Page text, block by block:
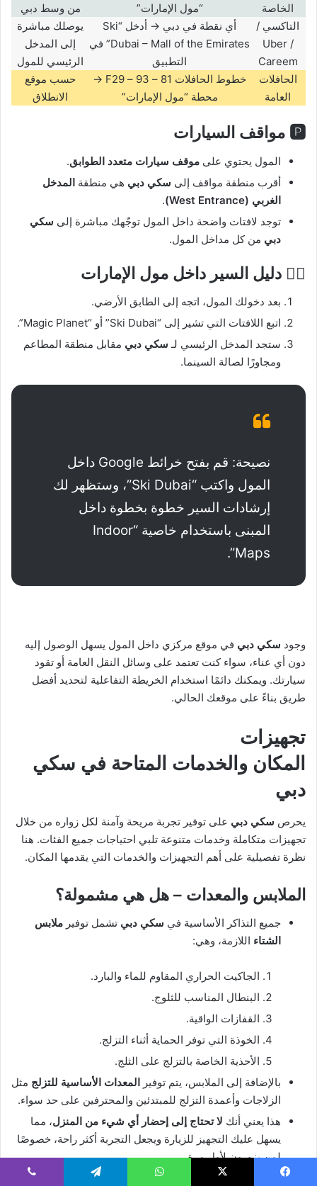
الخاصة
“مول الإمارات”
من وسط دبي
التاكسي /
Uber /
Careem
أي نقطة في دبي → أدخل “Ski
Dubai – Mall of the Emirates” في
التطبيق
يوصلك مباشرة
إلى المدخل
الرئيسي للمول
الحافلات
العامة
خطوط الحافلات 81 – 93 – F29 →
محطة “مول الإمارات”
حسب موقع
الانطلاق
🅿️ مواقف السيارات
المول يحتوي على موقف سيارات متعدد الطوابق.
أقرب منطقة مواقف إلى سكي دبي هي منطقة المدخل
الغربي (West Entrance)
.
توجد لافتات واضحة داخل المول توجّهك مباشرة إلى سكي
دبي من كل مداخل المول.
🚶‍♂️ دليل السير داخل مول الإمارات
بعد دخولك المول، اتجه إلى الطابق الأرضي.
اتبع اللافتات التي تشير إلى “Ski Dubai” أو “Magic Planet”.
ستجد المدخل الرئيسي لـ سكي دبي مقابل منطقة المطاعم
ومجاورًا لصالة السينما.
نصيحة: قم بفتح خرائط Google داخل
المول واكتب “Ski Dubai”، وستظهر لك
إرشادات السير خطوة بخطوة داخل
المبنى باستخدام خاصية “Indoor
Maps”.
وجود سكي دبي في موقع مركزي داخل المول يسهل الوصول إليه
دون أي عناء، سواء كنت تعتمد على وسائل النقل العامة أو تقود
سيارتك. ويمكنك دائمًا استخدام الخريطة التفاعلية لتحديد أفضل
طريق بناءً على موقعك الحالي.
تجهيزات
المكان والخدمات المتاحة في سكي
دبي
يحرص سكي دبي على توفير تجربة مريحة وآمنة لكل زواره من خلال
تجهيزات متكاملة وخدمات متنوعة تلبي احتياجات جميع الفئات. هنا
نظرة تفصيلية على أهم التجهيزات والخدمات التي يقدمها المكان.
الملابس والمعدات – هل هي مشمولة؟
جميع التذاكر الأساسية في سكي دبي تشمل توفير ملابس
الشتاء اللازمة، وهي:
الجاكيت الحراري المقاوم للماء والبارد.
البنطال المناسب للثلوج.
القفازات الواقية.
الخوذة التي توفر الحماية أثناء التزلج.
الأحذية الخاصة بالتزلج على الثلج.
بالإضافة إلى الملابس، يتم توفير
المعدات الأساسية للتزلج مثل
الزلاجات وأعمدة التزلج للمبتدئين والمحترفين على حد سواء.
هذا يعني أنك لا تحتاج إلى إحضار أي شيء من المنزل، مما
يسهل عليك التجهيز للزيارة ويجعل التجربة أكثر راحة، خصوصًا
لمن يزورون لأول مرة.